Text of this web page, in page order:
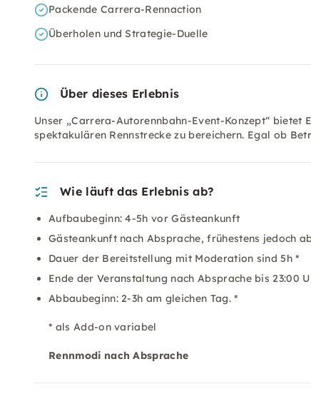
Packende Carrera-Rennaction
Überholen und Strategie-Duelle
Über dieses Erlebnis
Unser „Carrera-Autorennbahn-Event-Konzept“
spektakulären Rennstrecke zu bereichern. Egal ob
Wie läuft das Erlebnis ab?
Aufbaubeginn: 4-5h vor Gästeankunft
Gästeankunft nach Absprache, frühestens jedoch
Dauer der Bereitstellung mit Moderation sind 5h *
Ende der Veranstaltung nach Absprache bis 23:00
Abbaubeginn: 2-3h am gleichen Tag. *
* als Add-on variabel
Rennmodi nach Absprache